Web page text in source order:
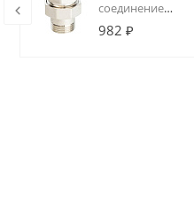
соединение
"американка" ВН
никелированное,
982 ₽